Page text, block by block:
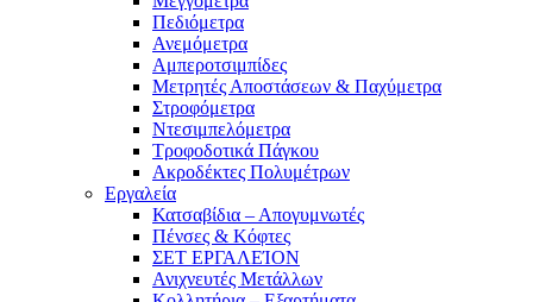
Πεδιόμετρα
Ανεμόμετρα
Αμπεροτσιμπίδες
Μετρητές Αποστάσεων & Παχύμετρα
Στροφόμετρα
Ντεσιμπελόμετρα
Τροφοδοτικά Πάγκου
Ακροδέκτες Πολυμέτρων
Εργαλεία
Κατσαβίδια – Απογυμνωτές
Πένσες & Κόφτες
ΣΕΤ ΕΡΓΑΛΕΊΟΝ
Ανιχνευτές Μετάλλων